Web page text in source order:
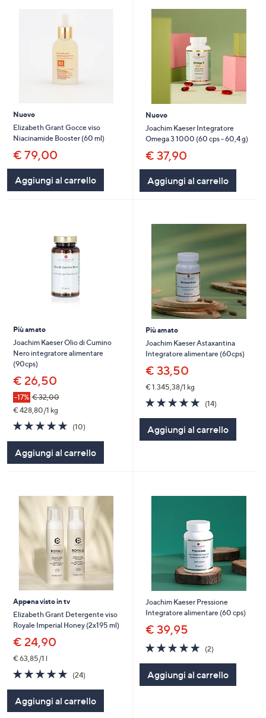
Nuovo
Elizabeth Grant Gocce viso
Niacinamide Booster (60 ml)
€ 79,00
Aggiungi al carrello
Nuovo
Joachim Kaeser Integratore
Omega 3 1000 (60 cps - 60,4 g)
€ 37,90
Aggiungi al carrello
Più amato
Joachim Kaeser Olio di Cumino
Nero integratore alimentare
(90cps)
€ 26,50
-17% € 32,00
€ 428,80/1 kg
4.9
of
Stars
(10)10
Aggiungi al carrello
Più amato
Joachim Kaeser Astaxantina
Integratore alimentare (60cps)
€ 33,50
€ 1.345,38/1 kg
4.9
of
Stars
(14)14
Aggiungi al carrello
Appena visto in tv
Elizabeth Grant Detergente viso
Royale Imperial Honey (2x195 ml)
€ 24,90
€ 63,85/1 l
4.8
of
Stars
(24)24
Aggiungi al carrello
Joachim Kaeser Pressione
Integratore alimentare (60 cps)
€ 39,95
5.0
of
Stars
(2)2
Aggiungi al carrello